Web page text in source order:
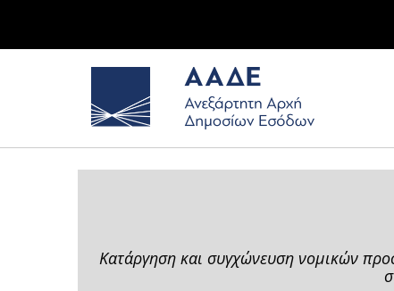
Κατάργηση και συγχώνευση νομικών